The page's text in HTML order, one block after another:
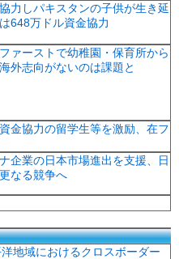
力しパキスタンの子供が生き延
648万ドル資金協力
ァーストで幼稚園・保育所から
外志向がないのは課題と
金協力の留学生等を激励、在フ
企業の日本市場進出を支援、日
なる競争へ
地域におけるクロスボーダー